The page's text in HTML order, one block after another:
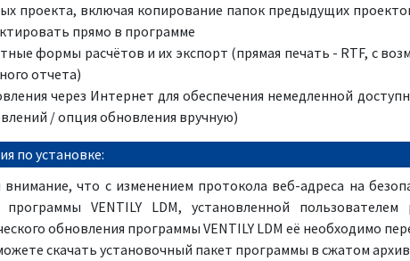
проекта, включая копирование папок предыдущих
прямо в программе
формы расчётов и их экспорт (прямая печать - RTF, с
отчета)
через Интернет для обеспечения немедленной
/ опция обновления вручную)
по установке:
что с изменением протокола веб-адреса на
программы VENTILY LDM, установленной
обновления программы VENTILY LDM её необходимо
скачать установочный пакет программы в сжатом